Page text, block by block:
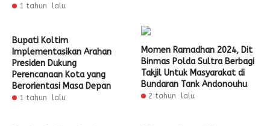
1 tahun lalu
Bupati Koltim
Implementasikan Arahan
Presiden Dukung
Perencanaan Kota yang
Berorientasi Masa Depan
1 tahun lalu
Momen Ramadhan 2024, Dit
Binmas Polda Sultra Berbagi
Takjil Untuk Masyarakat di
Bundaran Tank Andonouhu
2 tahun lalu